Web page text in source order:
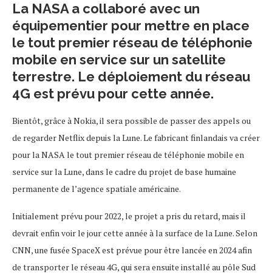
La NASA a collaboré avec un
équipementier pour mettre en place
le tout premier réseau de téléphonie
mobile en service sur un satellite
terrestre. Le déploiement du réseau
4G est prévu pour cette année.
Bientôt, grâce à Nokia, il sera possible de passer des appels ou
de regarder Netflix depuis la Lune. Le fabricant finlandais va créer
pour la NASA le tout premier réseau de téléphonie mobile en
service sur la Lune, dans le cadre du projet de base humaine
permanente de l’agence spatiale américaine.
Initialement prévu pour 2022, le projet a pris du retard, mais il
devrait enfin voir le jour cette année à la surface de la Lune. Selon
CNN, une fusée SpaceX est prévue pour être lancée en 2024 afin
de transporter le réseau 4G, qui sera ensuite installé au pôle Sud